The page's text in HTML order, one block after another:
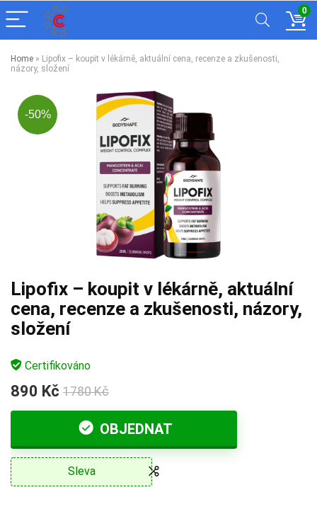
0
Home » Lipofix – koupit v lékárně, aktuální cena, recenze a zkušenosti,
názory, složení
-50%
Lipofix – koupit v lékárně, aktuální
cena, recenze a zkušenosti, názory,
složení
Certifikováno
890 Kč 1780 Kč
OBJEDNAT
Sleva